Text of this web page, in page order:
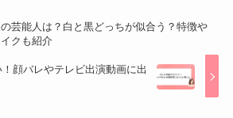
芸能人は？白と黒どっちが似合う？特徴や
クも紹介
顔バレやテレビ出演動画に出